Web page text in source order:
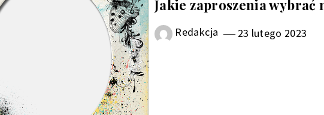
Jakie zaproszenia wybrać
Redakcja 23 lutego 2023